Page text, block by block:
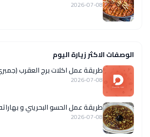
2026-07-08
الوصفات الاكثر زيارة اليوم
طريقة عمل اكلات برج العقرب
2026-07-08
طريقة عمل الحسو البحريني و
2026-07-08